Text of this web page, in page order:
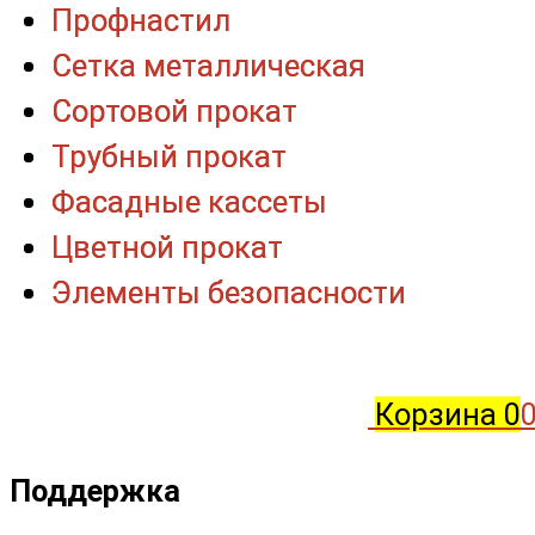
Корзина 0
Поддержка
Профнастил
Сетка металлическая
Сортовой прокат
Трубный прокат
Фасадные кассеты
Цветной прокат
Элементы безопасности
Профнастил
Сетка металлическая
Сортовой прокат
Трубный прокат
Фасадные кассеты
Цветной прокат
Элементы безопасности